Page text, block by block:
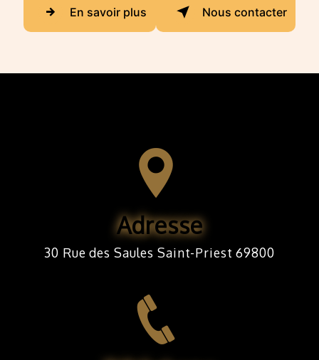
En savoir plus Nous contacter
Adresse
30 Rue des Saules Saint-Priest 69800